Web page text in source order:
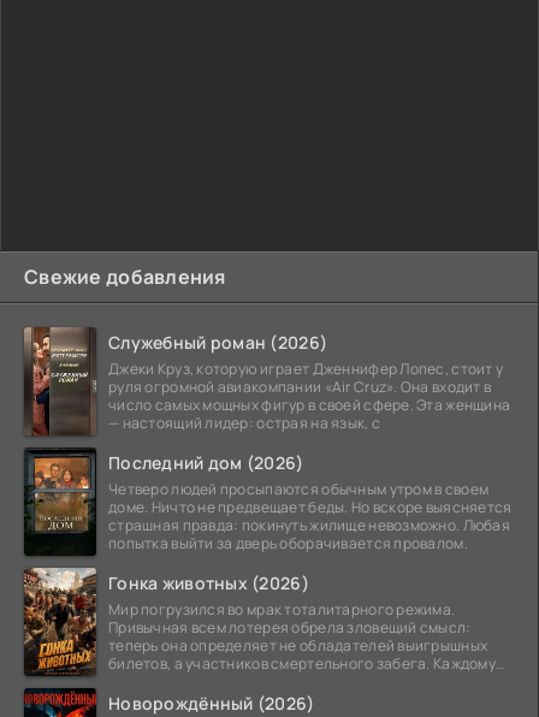
Свежие добавления
Служебный роман (2026)
Джеки Круз, которую играет Дженнифер Лопес, стоит у
руля огромной авиакомпании «Air Cruz». Она входит в
число самых мощных фигур в своей сфере. Эта женщина
— настоящий лидер: острая на язык, с
Последний дом (2026)
Четверо людей просыпаются обычным утром в своем
доме. Ничто не предвещает беды. Но вскоре выясняется
страшная правда: покинуть жилище невозможно. Любая
попытка выйти за дверь оборачивается провалом.
Гонка животных (2026)
Мир погрузился во мрак тоталитарного режима.
Привычная всем лотерея обрела зловещий смысл:
теперь она определяет не обладателей выигрышных
билетов, а участников смертельного забега. Каждому
Новорождённый (2026)